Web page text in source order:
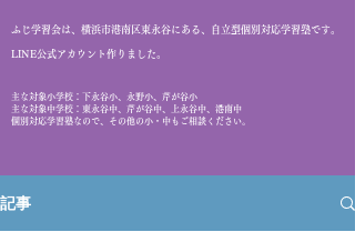
ふじ学習会は、横浜市港南区東永谷にある、自立型個別対応学習塾です。
​LINE公式アカウント作りました。
​主な対象小学校：下永谷小、永野小、芹が谷小
主な対象中学校：東永谷中、芹が谷中、上永谷中、港南中
個別対応学習塾なので、その他の小・中もご相談ください。
記事